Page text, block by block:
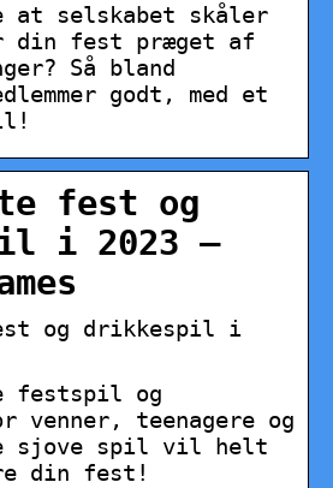
at selskabet skåler
din fest præget af
Så bland
godt, med et
fest og
i 2023 –
og drikkespil i
festspil og
venner, teenagere og
sjove spil vil helt
din fest!